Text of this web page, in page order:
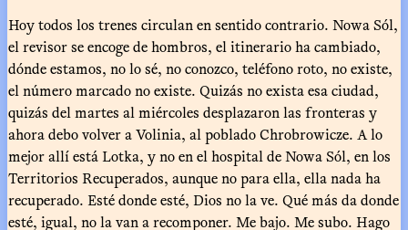
Hoy todos los trenes circulan en sentido contrario. Nowa Sól,
el revisor se encoge de hombros, el itinerario ha cambiado,
dónde estamos, no lo sé, no conozco, teléfono roto, no existe,
el número marcado no existe. Quizás no exista esa ciudad,
quizás del martes al miércoles desplazaron las fronteras y
ahora debo volver a Volinia, al poblado Chrobrowicze. A lo
mejor allí está Lotka, y no en el hospital de Nowa Sól, en los
Territorios Recuperados, aunque no para ella, ella nada ha
recuperado. Esté donde esté, Dios no la ve. Qué más da donde
esté, igual, no la van a recomponer. Me bajo. Me subo. Hago